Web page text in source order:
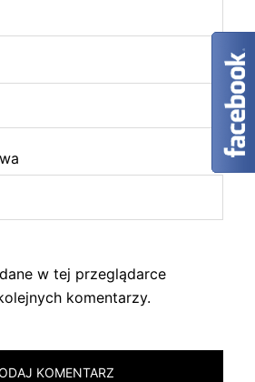
w tej przeglądarce
komentarzy.